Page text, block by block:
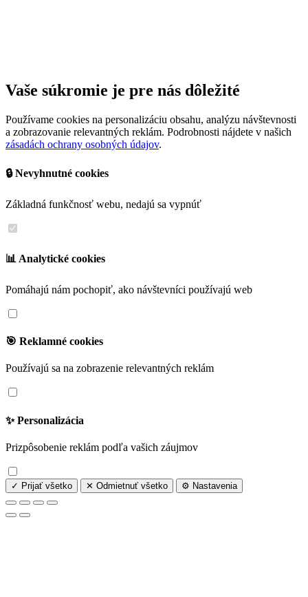
Vaše súkromie je pre nás dôležité
Používame cookies na personalizáciu obsahu, analýzu návštevnosti
a zobrazovanie relevantných reklám. Podrobnosti nájdete v našich
zásadách ochrany osobných údajov.
🔒 Nevyhnutné cookies
Základná funkčnosť webu, nedajú sa vypnúť
📊 Analytické cookies
Pomáhajú nám pochopiť, ako návštevníci používajú web
🎯 Reklamné cookies
Používajú sa na zobrazenie relevantných reklám
✨ Personalizácia
Prizpôsobenie reklám podľa vašich záujmov
✓ Prijať všetko ✕ Odmietnuť všetko ⚙️ Nastavenia